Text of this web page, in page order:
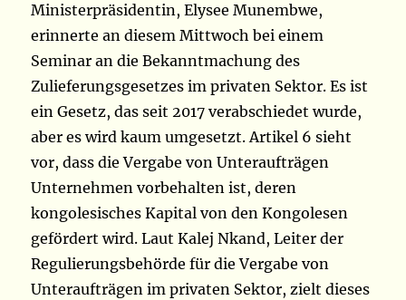
Ministerpräsidentin, Elysee Munembwe,
erinnerte an diesem Mittwoch bei einem
Seminar an die Bekanntmachung des
Zulieferungsgesetzes im privaten Sektor. Es ist
ein Gesetz, das seit 2017 verabschiedet wurde,
aber es wird kaum umgesetzt. Artikel 6 sieht
vor, dass die Vergabe von Unteraufträgen
Unternehmen vorbehalten ist, deren
kongolesisches Kapital von den Kongolesen
gefördert wird. Laut Kalej Nkand, Leiter der
Regulierungsbehörde für die Vergabe von
Unteraufträgen im privaten Sektor, zielt dieses